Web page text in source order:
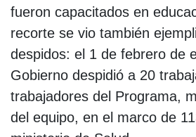
fueron capacitados en
recorte se vio también
despidos: el 1 de febrero de
Gobierno despidió a 20
trabajadores del Programa,
del equipo, en el marco de